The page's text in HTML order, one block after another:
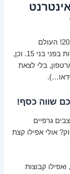
אוקיי, דיברנו על הקלאסיקות. אבל אנחנו ב-2024! העולם
הדיגיטלי פותח בפניכם דלתות שפעם היו סגורות בפני בני 15. וכן,
בלי לצאת
גרפיים
אולי אפילו קצת
יש פלטפורמות פרילאנס (כמו Fiverr, Upwork, ואפילו קבוצות